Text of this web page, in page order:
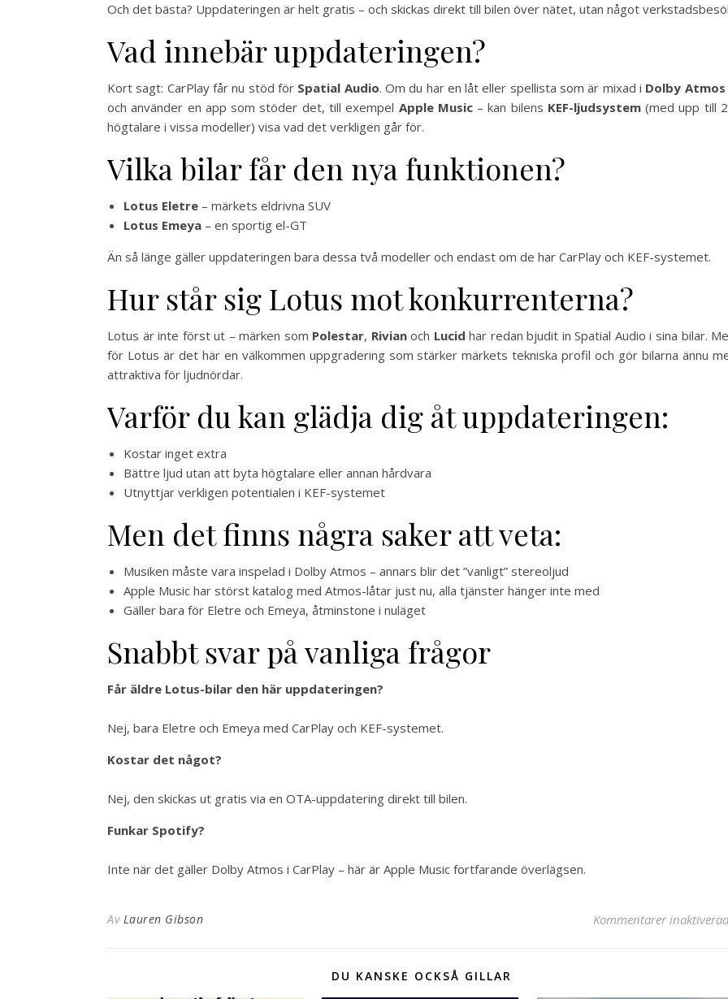
Och det bästa? Uppdateringen är helt gratis – och skickas direkt till bilen över nätet, utan något
Vad innebär uppdateringen?
Kort sagt: CarPlay får nu stöd för Spatial Audio. Om du har en låt eller spellista som är mixad i Dolby Atmos
och använder en app som stöder det, till exempel Apple Music– kan bilens KEF-ljudsystem(med upp till
högtalare i vissa modeller) visa vad det verkligen går för.
Vilka bilar får den nya funktionen?
Lotus Eletre – märkets eldrivna SUV
Lotus Emeya – en sportig el-GT
Än så länge gäller uppdateringen bara dessa två modeller och endast om de har CarPlay och KEF-systemet.
Hur står sig Lotus mot konkurrenterna?
Lotus är inte först ut – märken som Polestar, Rivianoch Lucid har redan bjudit in Spatial Audio i sina bilar.
för Lotus är det här en välkommen uppgradering som stärker märkets tekniska profil och gör bilarna ännu
attraktiva för ljudnördar.
Varför du kan glädja dig åt uppdateringen:
Kostar inget extra
Bättre ljud utan att byta högtalare eller annan hårdvara
Utnyttjar verkligen potentialen i KEF-systemet
Men det finns några saker att veta:
Musiken måste vara inspelad i Dolby Atmos – annars blir det ”vanligt” stereoljud
Apple Music har störst katalog med Atmos-låtar just nu, alla tjänster hänger inte med
Gäller bara för Eletre och Emeya, åtminstone i nuläget
Snabbt svar på vanliga frågor
Får äldre Lotus-bilar den här uppdateringen?
Nej, bara Eletre och Emeya med CarPlay och KEF-systemet.
Kostar det något?
Nej, den skickas ut gratis via en OTA-uppdatering direkt till bilen.
Funkar Spotify?
Inte när det gäller Dolby Atmos i CarPlay – här är Apple Music fortfarande överlägsen.
Av Lauren Gibson Kommentarer
DU KANSKE OCKSÅ GILLAR